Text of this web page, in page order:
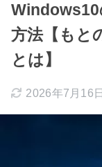
方法【もと
とは】
2026年7月16日